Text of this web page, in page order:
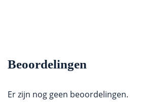
Beoordelingen
Er zijn nog geen beoordelingen.